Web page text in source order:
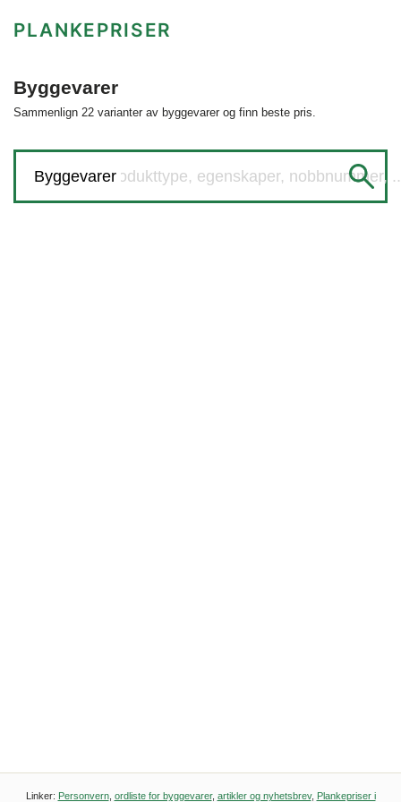
PLANKEPRISER
Byggevarer
Sammenlign 22 varianter av byggevarer og finn beste pris.
Søk etter produkttype, egenskaper, nobbnummer,
Byggevarer
Linker: Personvern, ordliste for byggevarer, artikler og nyhetsbrev, Plankepriser i